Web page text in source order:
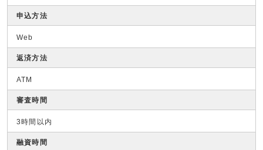
申込方法
Web
返済方法
ATM
審査時間
3時間以内
融資時間